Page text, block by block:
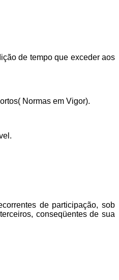
de tempo que exceder aos
Normas em Vigor).
de participação, sob
conseqüentes de sua